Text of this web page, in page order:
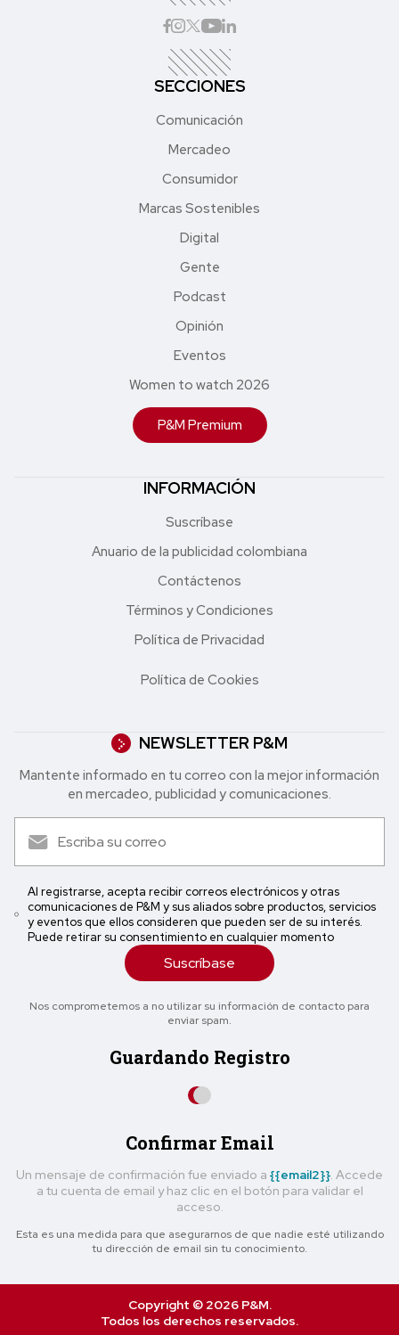
SECCIONES
Comunicación
Mercadeo
Consumidor
Marcas Sostenibles
Digital
Gente
Podcast
Opinión
Eventos
Women to watch 2026
P&M Premium
INFORMACIÓN
Suscríbase
Anuario de la publicidad colombiana
Contáctenos
Términos y Condiciones
Política de Privacidad
Política de Cookies
NEWSLETTER P&M
Mantente informado en tu correo con la mejor in formación
en mercadeo, publicidad y comunicaciones.
Al registrarse, acepta recibir correos electrónicos y otras
comunicaciones de P&M y sus aliados sobre productos, servicios
y eventos que ellos consideren que pueden ser de su interés.
Puede retirar su consentimiento en cualquier momento
Suscríbase
Nos comprometemos a no utilizar su información de contacto para
enviar spam.
Guardando Registro
Confirmar Email
Un mensaje de confirmación fue enviado a {{email2}}. Accede
a tu cuenta de email y haz clic en el botón para validar el
acceso.
Esta es una medida para que asegurarnos de que nadie esté utilizando
tu dirección de email sin tu conocimiento.
Copyright © 2026 P&M.
Todos los derechos reservados.